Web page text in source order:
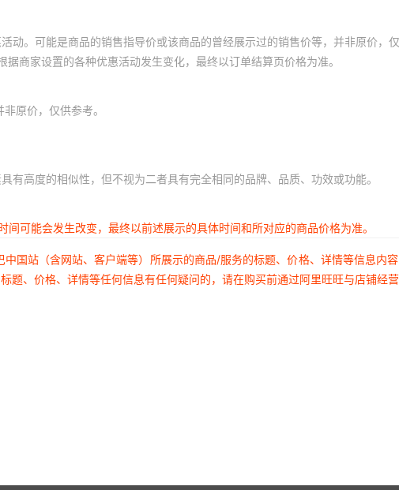
。可能是商品的销售指导价或该商品的曾经展示过的销售价等，并非原价，仅
商家设置的各种优惠活动发生变化，最终以订单结算页价格为准。
原价，仅供参考。
高度的相似性，但不视为二者具有完全相同的品牌、品质、功效或功能。
可能会发生改变，最终以前述展示的具体时间和所对应的商品价格为准。
国站（含网站、客户端等）所展示的商品/服务的标题、价格、详情等信息内
、价格、详情等任何信息有任何疑问的，请在购买前通过阿里旺旺与店铺经